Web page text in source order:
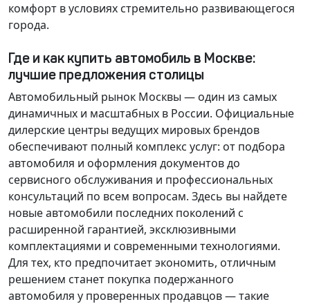
комфорт в условиях стремительно развивающегося
города.
Где и как купить автомобиль в Москве:
лучшие предложения столицы
Автомобильный рынок Москвы — один из самых
динамичных и масштабных в России. Официальные
дилерские центры ведущих мировых брендов
обеспечивают полный комплекс услуг: от подбора
автомобиля и оформления документов до
сервисного обслуживания и профессиональных
консультаций по всем вопросам. Здесь вы найдете
новые автомобили последних поколений с
расширенной гарантией, эксклюзивными
комплектациями и современными технологиями.
Для тех, кто предпочитает экономить, отличным
решением станет покупка подержанного
автомобиля у проверенных продавцов — такие